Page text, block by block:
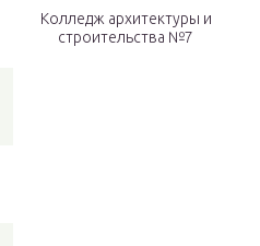
Колледж архитектуры и
строительства №7